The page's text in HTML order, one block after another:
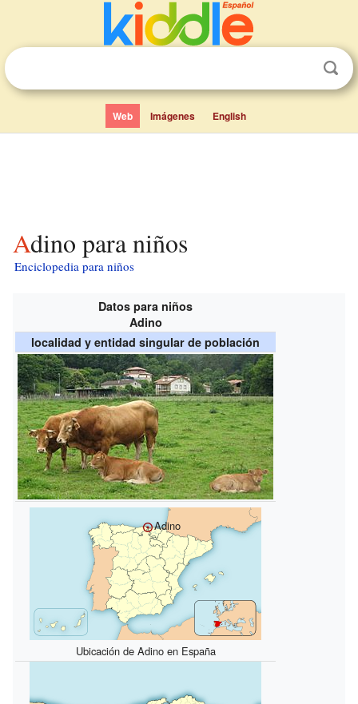
Web Imágenes English
Adino para niños
Enciclopedia para niños
Datos para niños
Adino
localidad y entidad singular de población
Adino
Ubicación de Adino en España